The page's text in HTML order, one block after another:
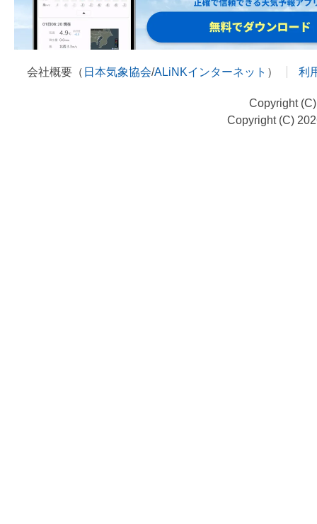
会社概要（ 日本気象協会/ALiNKインターネット ） 利
Copyright
Copyright (C)